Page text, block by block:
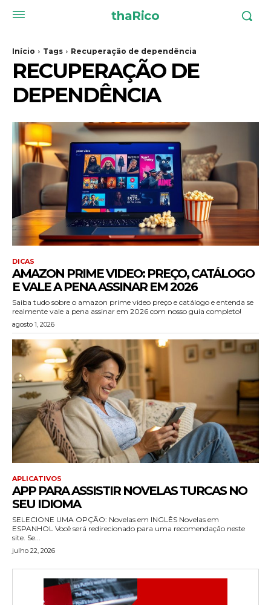
thaRico
Início Tags Recuperação de dependência
RECUPERAÇÃO DE
DEPENDÊNCIA
DICAS
AMAZON PRIME VIDEO: PREÇO, CATÁLOGO
E VALE A PENA ASSINAR EM 2026
Saiba tudo sobre o amazon prime video preço e catálogo e entenda se
realmente vale a pena assinar em 2026 com nosso guia completo!
agosto 1, 2026
APLICATIVOS
APP PARA ASSISTIR NOVELAS TURCAS NO
SEU IDIOMA
SELECIONE UMA OPÇÃO: Novelas em INGLÊS Novelas em
ESPANHOL Você será redirecionado para uma recomendação neste
site. Se...
julho 22, 2026